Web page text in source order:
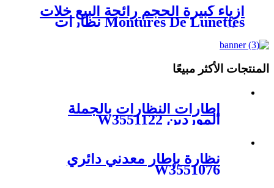
أزياء كبيرة الحجم رائجة البيع خلات
Montures De Lunettes نظارات
المنتجات الأكثر مبيعًا
إطارات النظارات بالجملة
الموردين W3551122
نظارة بإطار معدني دائري
W3551076